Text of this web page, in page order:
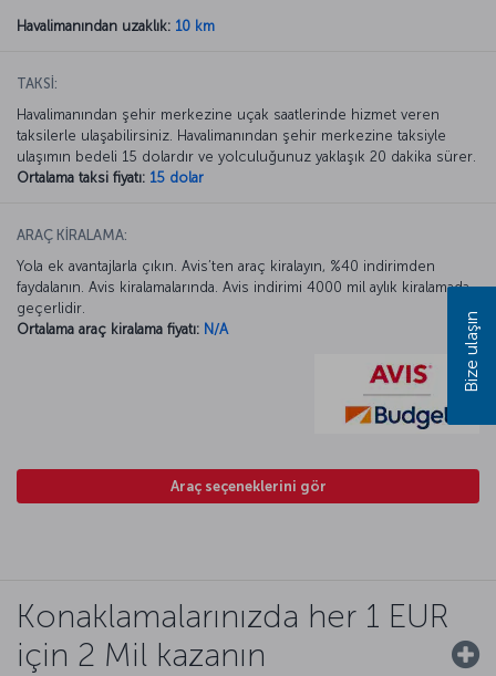
Havalimanından uzaklık: 10 km
TAKSİ:
Havalimanından şehir merkezine uçak saatlerinde hizmet veren
taksilerle ulaşabilirsiniz. Havalimanından şehir merkezine taksiyle
ulaşımın bedeli 15 dolardır ve yolculuğunuz yaklaşık 20 dakika sürer.
Ortalama taksi fiyatı: 15 dolar
ARAÇ KİRALAMA:
Yola ek avantajlarla çıkın. Avis’ten araç kiralayın, %40 indirimden
faydalanın. Avis kiralamalarında. Avis indirimi 4000 mil aylık kiralamada
geçerlidir.
Ortalama araç kiralama fiyatı: N/A
Araç seçeneklerini gör
Konaklamalarınızda her 1 EUR
için 2 Mil kazanın
Bize ulaşın